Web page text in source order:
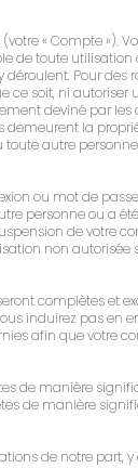
« Compte »).
de toute
Pour des
ce soit, ni autoriser
deviné par les
demeurent la
autre
ou mot de
personne ou a
de votre
non autorisée
complètes et
induirez pas en
afin que votre
de manière
de manière
de notre part,